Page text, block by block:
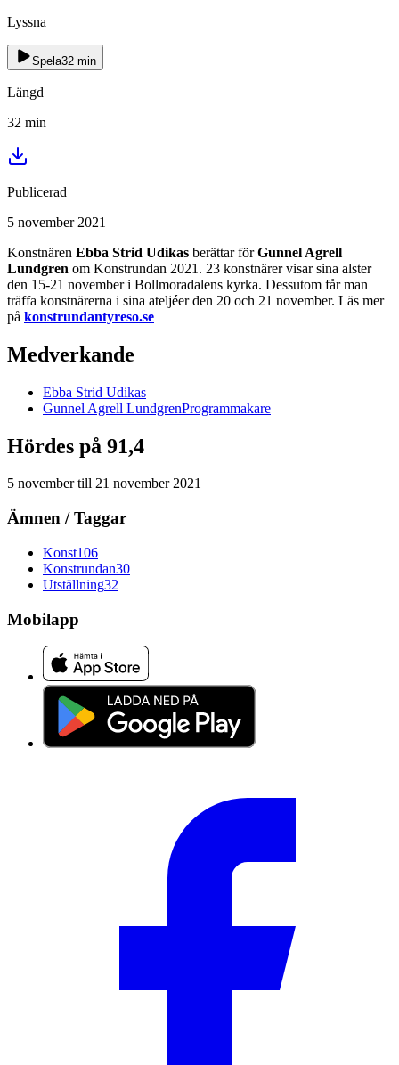
Lyssna
Spela32 min
Längd
32 min
Publicerad
5 november 2021
Konstnären Ebba Strid Udikas berättar förGunnel Agrell
Lundgren om Konstrundan 2021. 23 konstnärer visar sina alster
den 15-21 november i Bollmoradalens kyrka. Dessutom får man
träffa konstnärerna i sina ateljéer den 20 och 21 november. Läs mer
på konstrundantyreso.se
Medverkande
Ebba Strid Udikas
Gunnel Agrell LundgrenProgrammakare
Hördes på 91,4
5 novembertill 21 november 2021
Ämnen / Taggar
Konst106
Konstrundan30
Utställning32
Mobilapp